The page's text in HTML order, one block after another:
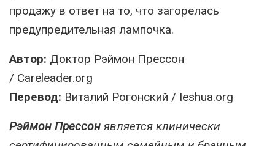
продажу в ответ на то, что загорелась
предупредительная лампочка.
Автор: Доктор Рэймон Прессон
/ Careleader.org
Перевод: Виталий Рогонский / Ieshua.org
Рэймон Прессонявляется клинически